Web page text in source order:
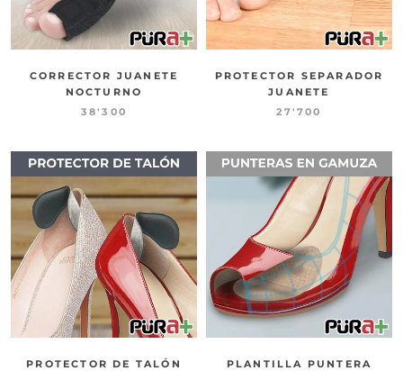
CORRECTOR JUANETE
NOCTURNO
38'300
PROTECTOR SEPARADOR
JUANETE
27'700
PROTECTOR DE TALÓN
PLANTILLA PUNTERA